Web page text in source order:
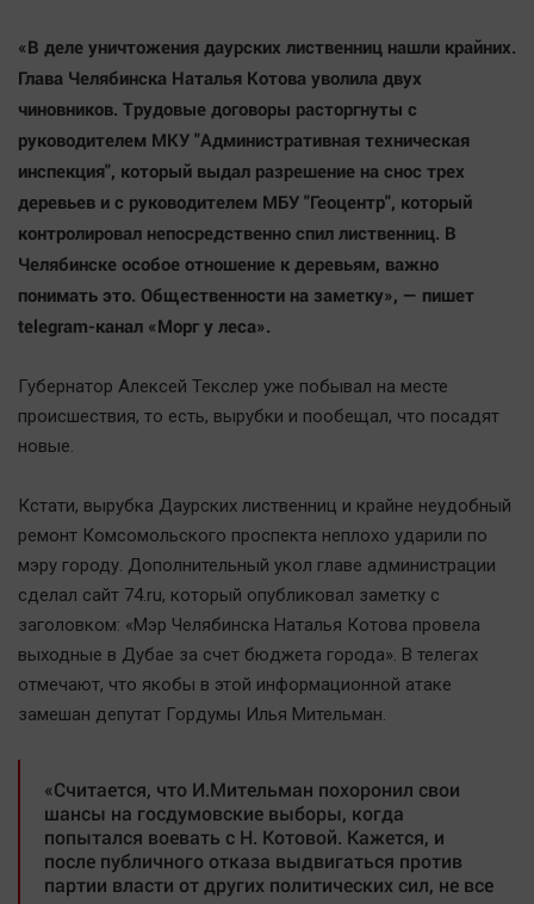
«В деле уничтожения даурских лиственниц нашли крайних.
Глава Челябинска Наталья Котова уволила двух
чиновников. Трудовые договоры расторгнуты с
руководителем МКУ "Административная техническая
инспекция", который выдал разрешение на снос трех
деревьев и с руководителем МБУ "Геоцентр", который
контролировал непосредственно спил лиственниц. В
Челябинске особое отношение к деревьям, важно
понимать это. Общественности на заметку», — пишет
telegram-канал «Морг у леса».
Губернатор Алексей Текслер уже побывал на месте
происшествия, то есть, вырубки и пообещал, что посадят
новые.
Кстати, вырубка Даурских лиственниц и крайне неудобный
ремонт Комсомольского проспекта неплохо ударили по
мэру городу. Дополнительный укол главе администрации
сделал сайт 74.ru, который опубликовал заметку с
заголовком: «Мэр Челябинска Наталья Котова провела
выходные в Дубае за счет бюджета города». В телегах
отмечают, что якобы в этой информационной атаке
замешан депутат Гордумы Илья Мительман.
«Считается, что И.Мительман похоронил свои
шансы на госдумовские выборы, когда
попытался воевать с Н. Котовой. Кажется, и
после публичного отказа выдвигаться против
партии власти от других политических сил, не все